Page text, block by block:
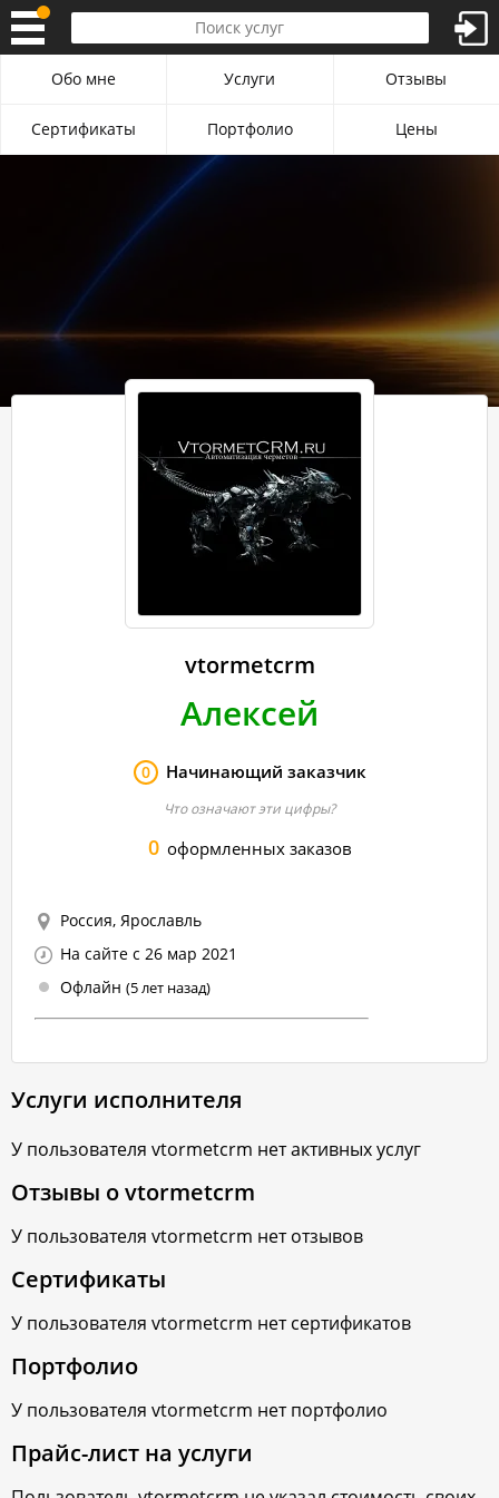
vtormetcrm
Алексей
0 Начинающий заказчик
Что означают эти цифры?
0 оформленных заказов
Россия, Ярославль
На сайте с 26 мар 2021
Офлайн (5 лет назад)
Обо мне Услуги Отзывы
Сертификаты Портфолио Цены
Услуги исполнителя
У пользователя vtormetcrm нет активных услуг
Отзывы оvtormetcrm
У пользователя vtormetcrm нет отзывов
Сертификаты
У пользователя vtormetcrm нет сертификатов
Портфолио
У пользователя vtormetcrm нет портфолио
Прайс-лист на услуги